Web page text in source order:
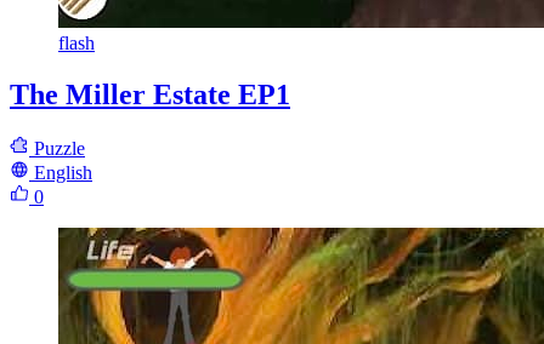
flash
The Miller Estate EP1
Puzzle
English
0